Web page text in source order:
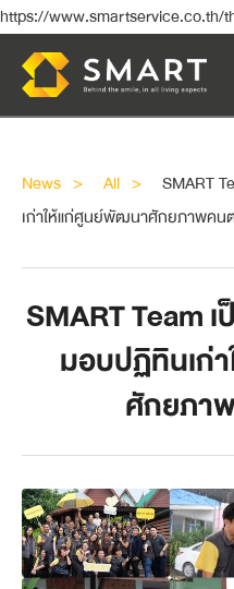
https://www.smartservice.co.th/
News All
SMART
เก่าให้แก่ศูนย์พัฒนาศักยภาพคน
SMART Team
มอบปฏิทินเก่
ศักยภา